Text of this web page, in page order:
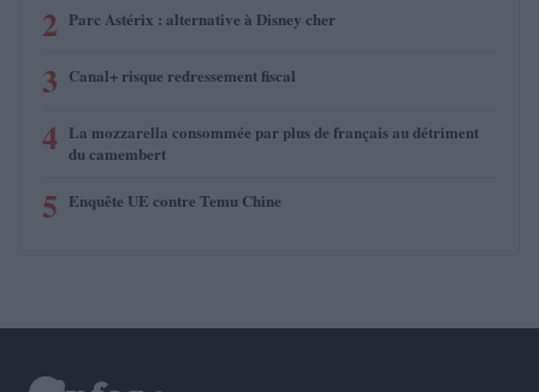
2 Parc Astérix : alternative à Disney cher
3 Canal+ risque redressement fiscal
4 La mozzarella consommée par plus de français au détriment
du camembert
5 Enquête UE contre Temu Chine